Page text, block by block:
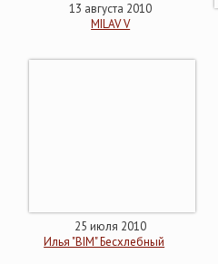
13 августа 2010
MILAV V
25 июля 2010
Илья "BIM" Бесхлебный